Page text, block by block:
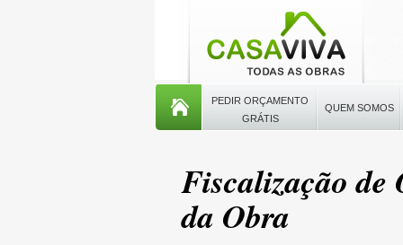
PEDIR ORÇAMENTO
GRÁTIS
QUEM SOMOS
Fiscalização
da Obra